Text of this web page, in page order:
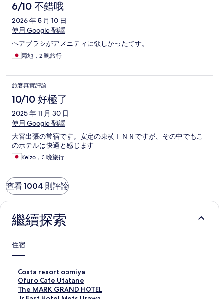
6/10 不錯哦
2026 年 5 月 10 日
使用 Google 翻譯
ヘアブラシがアメニティに欲しかったです。
菊地，2 晚旅行
旅客真實評論
10/10 好極了
2025 年 11 月 30 日
使用 Google 翻譯
大宮出張の常宿です。安定の東横ＩＮＮですが、その中でもこ
のホテルは快適と感じます
Keizo，3 晚旅行
查看 1004 則評論
繼續探索
住宿
Costa resort oomiya
C
o
s
Ofuro Cafe Utatane
O
fThe MARK GRAND HOTEL
T